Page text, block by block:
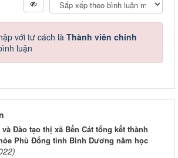
với tư cách làThành viên chính
luận
Đào tạo thị xã Bến Cát tổng kết thành
Phù Đổng tỉnh Bình Dương năm học